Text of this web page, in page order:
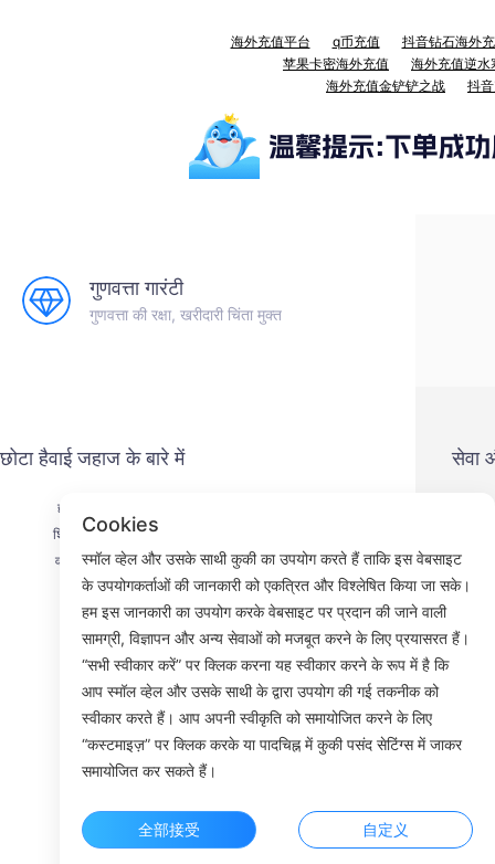
海外充值平台 q币充值
抖音钻石海外
苹果卡密海外充值
海外充值逆水
海外充值金铲铲之战
抖
गुणवत्ता गारंटी
गुणवत्ता की रक्षा, खरीदारी चिंता मुक्त
छोटा हैवाई जहाज के बारे में
हमसे संपर्क करें
शिपमेंट प्रक्रिया
वापसी प्रक्रिया
हमारे बारे में
सेवा
ROOM
Cookies
स्मॉल व्हेल और उसके साथी कुकी का उपयोग करते हैं ताकि इस वेबसाइट
के उपयोगकर्ताओं की जानकारी को एकत्रित और विश्लेषित किया जा सके।
हम इस जानकारी का उपयोग करके वेबसाइट पर प्रदान की जाने वाली
सामग्री, विज्ञापन और अन्य सेवाओं को मजबूत करने के लिए प्रयासरत हैं।
“सभी स्वीकार करें” पर क्लिक करना यह स्वीकार करने के रूप में है कि
आप स्मॉल व्हेल और उसके साथी के द्वारा उपयोग की गई तकनीक को
स्वीकार करते हैं। आप अपनी स्वीकृति को समायोजित करने के लिए
“कस्टमाइज़” पर क्लिक करके या पादचिह्न में कुकी पसंद सेटिंग्स में जाकर
समायोजित कर सकते हैं।
全部接受 自定义